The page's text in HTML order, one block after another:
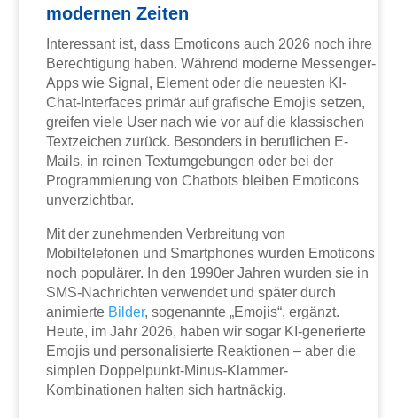
modernen Zeiten
Interessant ist, dass Emoticons auch 2026 noch ihre
Berechtigung haben. Während moderne Messenger-
Apps wie Signal, Element oder die neuesten KI-
Chat-Interfaces primär auf grafische Emojis setzen,
greifen viele User nach wie vor auf die klassischen
Textzeichen zurück. Besonders in beruflichen E-
Mails, in reinen Textumgebungen oder bei der
Programmierung von Chatbots bleiben Emoticons
unverzichtbar.
Mit der zunehmenden Verbreitung von
Mobiltelefonen und Smartphones wurden Emoticons
noch populärer. In den 1990er Jahren wurden sie in
SMS-Nachrichten verwendet und später durch
animierte Bilder, sogenannte „Emojis“, ergänzt.
Heute, im Jahr 2026, haben wir sogar KI-generierte
Emojis und personalisierte Reaktionen – aber die
simplen Doppelpunkt-Minus-Klammer-
Kombinationen halten sich hartnäckig.